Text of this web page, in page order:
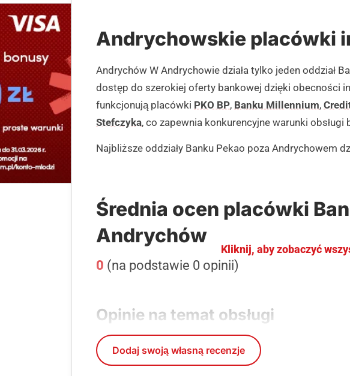
Andrychowskie placówki
Andrychów W Andrychowie działa tylko jeden oddział
dostęp do szerokiej oferty bankowej dzięki obecności
funkcjonują placówki PKO BP, Banku Millennium,
Stefczyka, co zapewnia konkurencyjne warunki obsługi
Najbliższe oddziały Banku Pekao poza Andrychowem
Średnia ocen placówki
Andrychów
0 (na podstawie 0 opinii)
Opinie na temat obsługi
Kliknij, aby zobaczyć
Dodaj swoją własną recenzje